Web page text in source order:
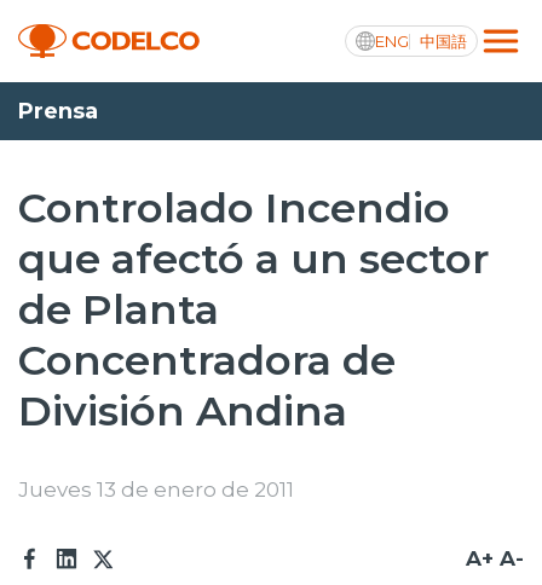
ENG 中国語
Transparencia activa
Nosotros
Operaciones
Proyectos
Sustentabilidad
Prensa
Prensa
Controlado Incendio
que afectó a un sector
de Planta
Concentradora de
División Andina
Jueves 13 de enero de 2011
A+ A-